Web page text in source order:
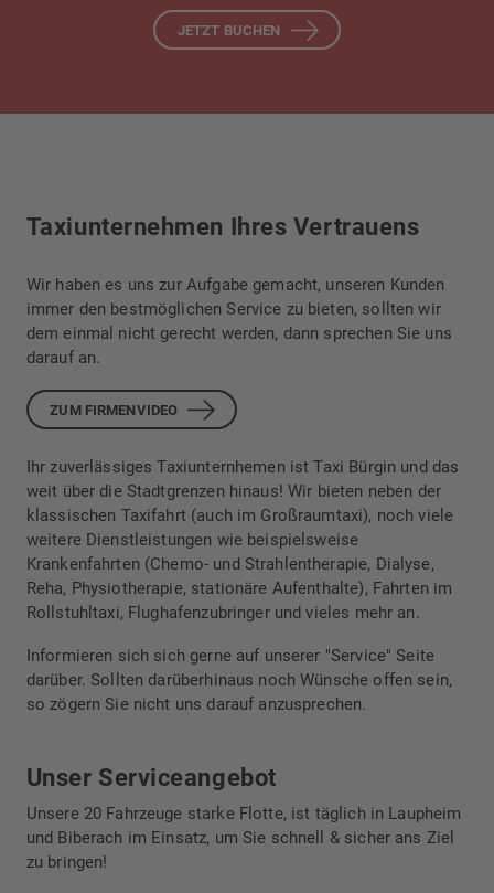
JETZT BUCHEN
Taxiunternehmen Ihres Vertrauens
Wir haben es uns zur Aufgabe gemacht, unseren Kunden
immer den bestmöglichen Service zu bieten, sollten wir
dem einmal nicht gerecht werden, dann sprechen Sie uns
darauf an.
ZUM FIRMENVIDEO
Ihr zuverlässiges Taxiunternhemen ist Taxi Bürgin und das
weit über die Stadtgrenzen hinaus! Wir bieten neben der
klassischen Taxifahrt (auch im Großraumtaxi), noch viele
weitere Dienstleistungen wie beispielsweise
Krankenfahrten (Chemo- und Strahlentherapie, Dialyse,
Reha, Physiotherapie, stationäre Aufenthalte), Fahrten im
Rollstuhltaxi, Flughafenzubringer und vieles mehr an.
Informieren sich sich gerne auf unserer "Service" Seite
darüber. Sollten darüberhinaus noch Wünsche offen sein,
so zögern Sie nicht uns darauf anzusprechen.
Unser Serviceangebot
Unsere 20 Fahrzeuge starke Flotte, ist täglich in Laupheim
und Biberach im Einsatz, um Sie schnell & sicher ans Ziel
zu bringen!